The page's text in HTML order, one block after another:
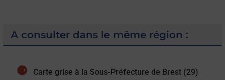
A consulter dans le même région :
Carte grise à la Sous-Préfecture de Brest (29)